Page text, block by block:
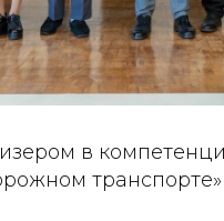
в
транспорте»